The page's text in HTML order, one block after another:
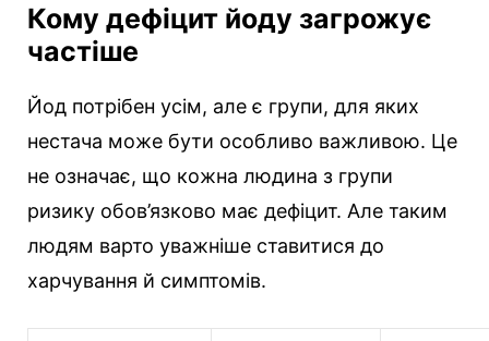
Кому дефіцит йоду загрожує
частіше
Йод потрібен усім, але є групи, для яких
нестача може бути особливо важливою. Це
не означає, що кожна людина з групи
ризику обов’язково має дефіцит. Але таким
людям варто уважніше ставитися до
харчування й симптомів.